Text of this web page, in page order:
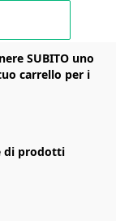
SUBITO uno
carrello per i
di prodotti